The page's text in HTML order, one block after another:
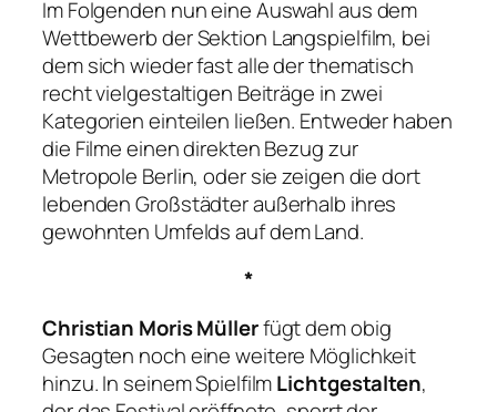
Im Folgenden nun eine Auswahl aus dem
Wettbewerb der Sektion Langspielfilm, bei
dem sich wieder fast alle der thematisch
recht vielgestaltigen Beiträge in zwei
Kategorien einteilen ließen. Entweder haben
die Filme einen direkten Bezug zur
Metropole Berlin, oder sie zeigen die dort
lebenden Großstädter außerhalb ihres
gewohnten Umfelds auf dem Land.
*
Christian Moris Müllerfügt dem obig
Gesagten noch eine weitere Möglichkeit
hinzu. In seinem SpielfilmLichtgestalten,